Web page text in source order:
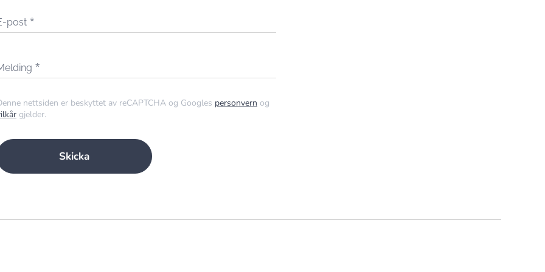
post
nettsiden er beskyttet av reCAPTCHA og Googles personvern og
gjelder.
Skicka